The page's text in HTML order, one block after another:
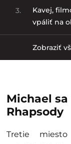
3.
Kavej,
vpáliť na
Zobraziť
Michael
Rhapsody
Tretie